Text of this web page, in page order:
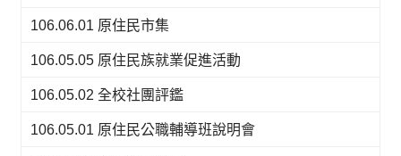
106.06.01 原住民市集
106.05.05 原住民族就業促進活動
106.05.02 全校社團評鑑
106.05.01 原住民公職輔導班說明會